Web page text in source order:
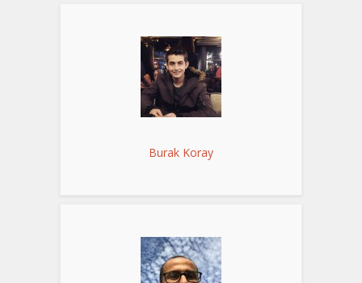
Burak Koray